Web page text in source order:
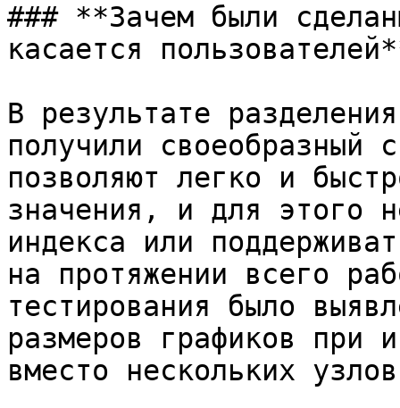
### **Зачем были
касается
В результате
получили своеобразный
позволяют легко и
значения, и для этого
индекса или
на протяжении всего
тестирования было
размеров графиков при
вместо нескольких